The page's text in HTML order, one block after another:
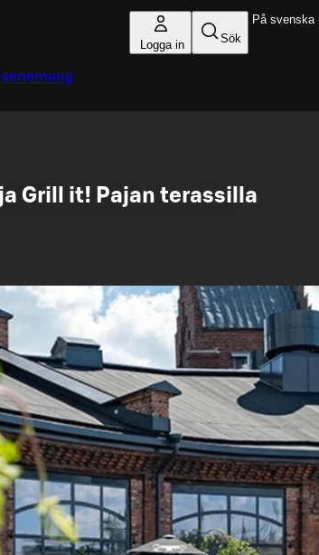
Logga in Sök
Grill it! Pajan terassilla